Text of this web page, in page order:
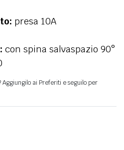
presa 10A
con spina salvaspazio 90°